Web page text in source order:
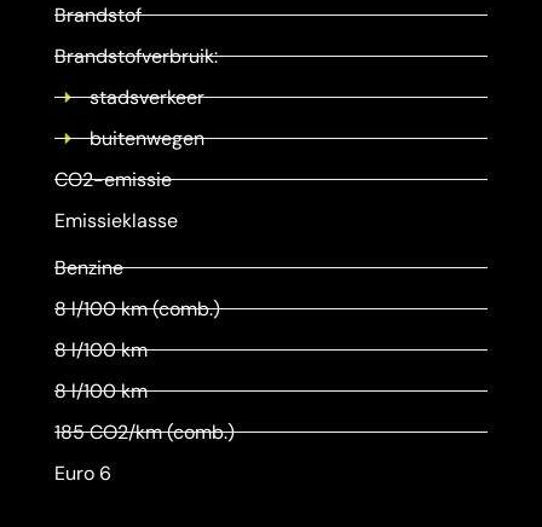
Brandstof
Brandstofverbruik:
stadsverkeer
buitenwegen
CO2-emissie
Emissieklasse
Benzine
8 l/100 km (comb.)
8 l/100 km
8 l/100 km
185 CO2/km (comb.)
Euro 6